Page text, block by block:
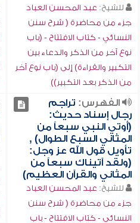
للشيخ: عبد المحسن العباد
جزء من محاضرة ( شرح سنن
النسائي - كتاب الافتتاح - (باب
نوع آخر من الذكر والدعاء بين
التكبير والقراءة) إلى (باب نوع آخر
من الذكر بعد التكبير))
الفهرس: تراجم
رجال إسناد حديث:
(أوتي النبي سبعاً من
المثاني السبع الطوال) ,
تأويل قول الله عز وجل:
(ولقد آتيناك سبعاً من
المثاني والقرآن العظيم)
للشيخ: عبد المحسن العباد
جزء من محاضرة ( شرح سنن
النسائي - كتاب الافتتاح - باب